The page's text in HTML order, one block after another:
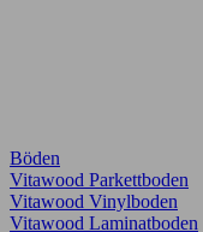
Böden
Vitawood Parkettboden
Vitawood Vinylboden
Vitawood Laminatboden